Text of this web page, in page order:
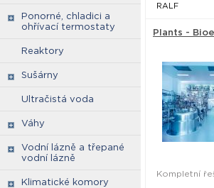
Ponorné, chladici a
ohřívací termostaty
Reaktory
Sušárny
Ultračistá voda
Váhy
Vodní lázně a třepané
vodní lázně
Klimatické komory
RALF
Plants -
Kompletní